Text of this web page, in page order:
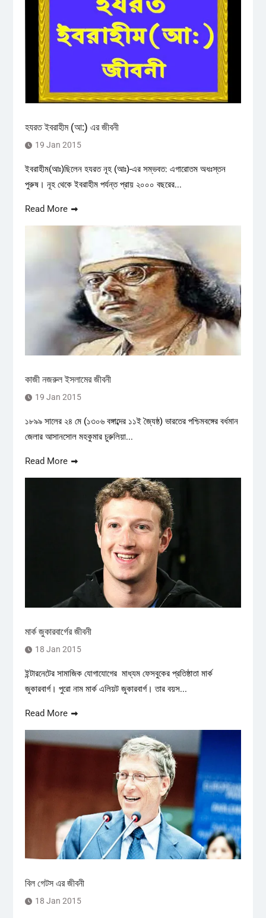
হযরত ইবরাহীম (আ:) এর জীবনী
19 Jan 2015
ইবরাহীম(আঃ)ছিলেন হযরত নূহ (আঃ)-এর সম্ভবত: এগারোতম অধঃস্তন
পুরুষ। নূহ থেকে ইবরাহীম পর্যন্ত প্রায় ২০০০ বছরের...
Read More
কাজী নজরুল ইসলামের জীবনী
19 Jan 2015
১৮৯৯ সালের ২৪ মে (১৩০৬ বঙ্গাব্দের ১১ই জ্যৈষ্ঠ) ভারতের পশ্চিমবঙ্গের বর্ধমান
জেলার আসানসোল মহকুমার চুরুলিয়া...
Read More
মার্ক জুকারবার্গের জীবনী
18 Jan 2015
ইন্টারনেটের সামাজিক যোগাযোগের মাধ্যম ফেসবুকের প্রতিষ্ঠাতা মার্ক
জুকারবার্গ। পুরো নাম মার্ক এলিয়ট জুকারবার্গ। তার বয়স...
Read More
বিল গেটস এর জীবনী
18 Jan 2015